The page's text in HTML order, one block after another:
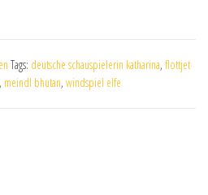
Tags: deutsche schauspielerin katharina, flottjet
, meindl bhutan, windspiel elfe